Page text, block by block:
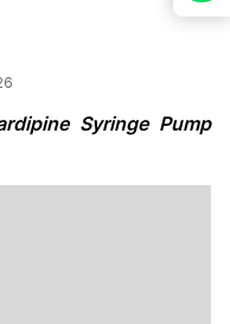
Syringe Pump